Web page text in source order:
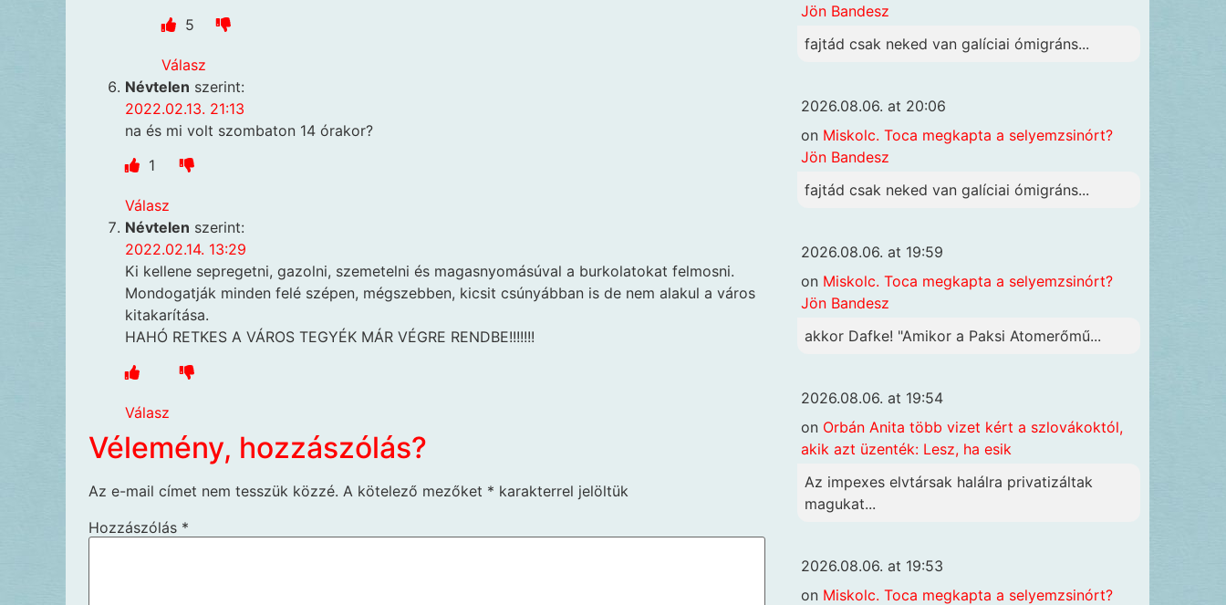
5
Válasz
Névtelen szerint:
2022.02.13. 21:13
na és mi volt szombaton 14 órakor?
1
Válasz
Névtelen szerint:
2022.02.14. 13:29
Ki kellene sepregetni, gazolni, szemetelni és magasnyomásúval a burkolatokat felmosni.
Mondogatják minden felé szépen, mégszebben, kicsit csúnyábban is de nem alakul a város
kitakarítása.
HAHÓ RETKES A VÁROS TEGYÉK MÁR VÉGRE RENDBE!!!!!!!
Válasz
Vélemény, hozzászólás?
Az e-mail címet nem tesszük közzé. A kötelező mezőket * karakterrel jelöltük
Hozzászólás *
Jön Bandesz
fajtád csak neked van galíciai ómigráns...
2026.08.06. at 20:06
on Miskolc. Toca megkapta a selyemzsinórt?
Jön Bandesz
fajtád csak neked van galíciai ómigráns...
2026.08.06. at 19:59
on Miskolc. Toca megkapta a selyemzsinórt?
Jön Bandesz
akkor Dafke! "Amikor a Paksi Atomerőmű...
2026.08.06. at 19:54
on Orbán Anita több vizet kért a szlovákoktól,
akik azt üzenték: Lesz, ha esik
Az impexes elvtársak halálra privatizáltak
magukat...
2026.08.06. at 19:53
on Miskolc. Toca megkapta a selyemzsinórt?